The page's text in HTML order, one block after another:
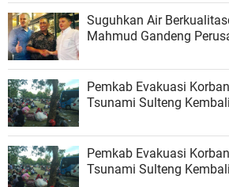
Suguhkan Air
Mahmud Gandeng
Pemkab Evakuasi
Tsunami Sulteng
Pemkab Evakuasi
Tsunami Sulteng